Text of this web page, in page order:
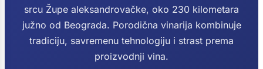
srcu Župe aleksandrovačke, oko 230 kilometara
južno od Beograda. Porodična vinarija kombinuje
tradiciju, savremenu tehnologiju i strast prema
proizvodnji vina.